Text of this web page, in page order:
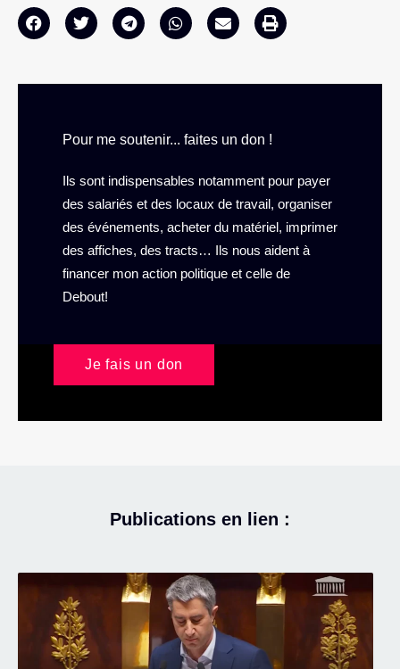
Pour me soutenir... faites un don !
Ils sont indispensables notamment pour payer
des salariés et des locaux de travail, organiser
des événements, acheter du matériel, imprimer
des affiches, des tracts… Ils nous aident à
financer mon action politique et celle de
Debout!
Je fais un don
Publications en lien :